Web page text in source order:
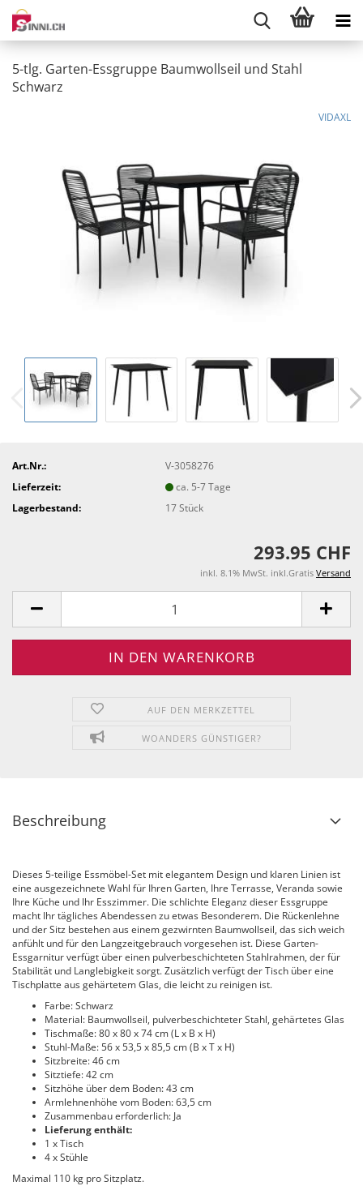
5-tlg. Garten-Essgruppe Baumwollseil und Stahl
Schwarz
VIDAXL
Art.Nr.:
V-3058276
Lieferzeit:
ca. 5-7 Tage
Lagerbestand:
17Stück
293.95 CHF
inkl. 8.1% MwSt. inkl.Gratis Versand
AUF DEN MERKZETTEL
WOANDERS GÜNSTIGER?
Beschreibung
Dieses 5-teilige Essmöbel-Set mit elegantem Design und klaren Linien ist
eine ausgezeichnete Wahl für Ihren Garten, Ihre Terrasse, Veranda sowie
Ihre Küche und Ihr Esszimmer. Die schlichte Eleganz dieser Essgruppe
macht Ihr tägliches Abendessen zu etwas Besonderem. Die Rückenlehne
und der Sitz bestehen aus einem gezwirnten Baumwollseil, das sich weich
anfühlt und für den Langzeitgebrauch vorgesehen ist. Diese Garten-
Essgarnitur verfügt über einen pulverbeschichteten Stahlrahmen, der für
Stabilität und Langlebigkeit sorgt. Zusätzlich verfügt der Tisch über eine
Tischplatte aus gehärtetem Glas, die leicht zu reinigen ist.
Farbe: Schwarz
Material: Baumwollseil, pulverbeschichteter Stahl, gehärtetes Glas
Tischmaße: 80 x 80 x 74 cm (L x B x H)
Stuhl-Maße: 56 x 53,5 x 85,5 cm (B x T x H)
Sitzbreite: 46 cm
Sitztiefe: 42 cm
Sitzhöhe über dem Boden: 43 cm
Armlehnenhöhe vom Boden: 63,5 cm
Zusammenbau erforderlich: Ja
Lieferung enthält:
1 x Tisch
4 x Stühle
Maximal 110 kg pro Sitzplatz.